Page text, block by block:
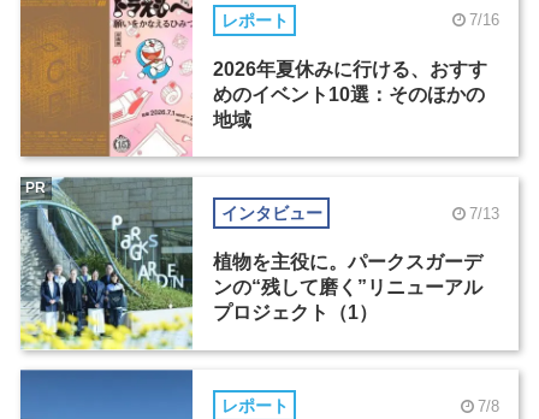
レポート 7/16
2026年夏休みに行ける、おすす
めのイベント10選：そのほかの
地域
インタビュー 7/13
植物を主役に。パークスガーデ
ンの“残して磨く”リニューアル
プロジェクト（1）
PR
レポート 7/8